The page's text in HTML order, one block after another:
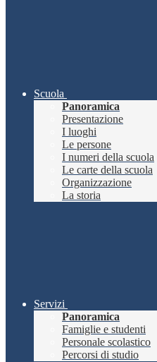
Scuola
Panoramica
Presentazione
I luoghi
Le persone
I numeri della scuola
Le carte della scuola
Organizzazione
La storia
Servizi
Panoramica
Famiglie e studenti
Personale scolastico
Percorsi di studio